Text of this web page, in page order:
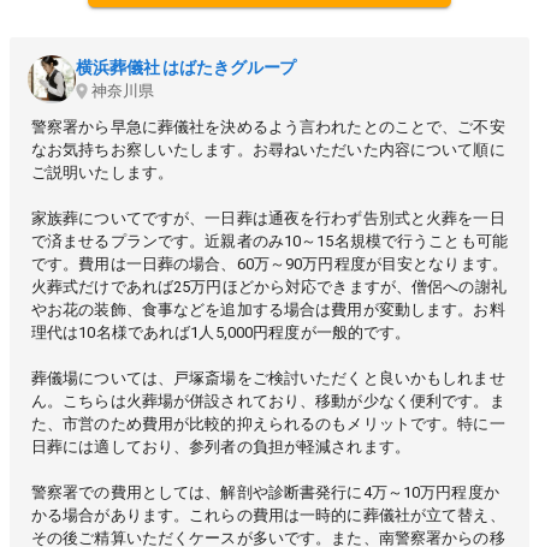
横浜葬儀社 はばたきグループ
神奈川県
警察署から早急に葬儀社を決めるよう言われたとのことで、ご不安
なお気持ちお察しいたします。お尋ねいただいた内容について順に
ご説明いたします。
家族葬についてですが、一日葬は通夜を行わず告別式と火葬を一日
で済ませるプランです。近親者のみ10～15名規模で行うことも可能
です。費用は一日葬の場合、60万～90万円程度が目安となります。
火葬式だけであれば25万円ほどから対応できますが、僧侶への謝礼
やお花の装飾、食事などを追加する場合は費用が変動します。お料
理代は10名様であれば1人5,000円程度が一般的です。
葬儀場については、戸塚斎場をご検討いただくと良いかもしれませ
ん。こちらは火葬場が併設されており、移動が少なく便利です。ま
た、市営のため費用が比較的抑えられるのもメリットです。特に一
日葬には適しており、参列者の負担が軽減されます。
警察署での費用としては、解剖や診断書発行に4万～10万円程度か
かる場合があります。これらの費用は一時的に葬儀社が立て替え、
その後ご精算いただくケースが多いです。また、南警察署からの移